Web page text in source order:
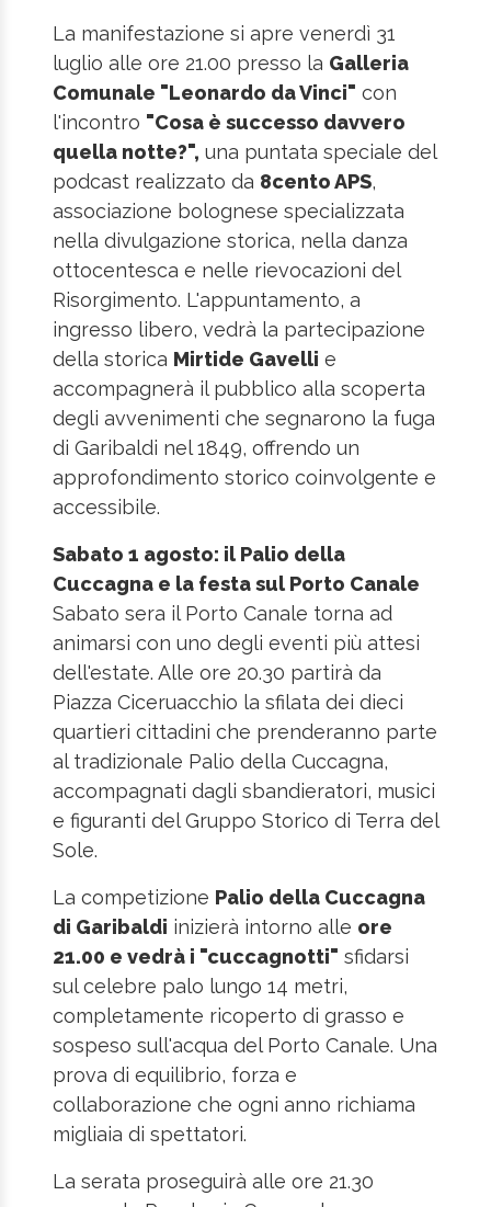
La manifestazione si apre venerdì 31
luglio alle ore 21.00 presso la Galleria
Comunale "Leonardo da Vinci" con
l'incontro "Cosa è successo davvero
quella notte?", una puntata speciale del
podcast realizzato da 8cento APS,
associazione bolognese specializzata
nella divulgazione storica, nella danza
ottocentesca e nelle rievocazioni del
Risorgimento. L'appuntamento, a
ingresso libero, vedrà la partecipazione
della storica Mirtide Gavelli e
accompagnerà il pubblico alla scoperta
degli avvenimenti che segnarono la fuga
di Garibaldi nel 1849, offrendo un
approfondimento storico coinvolgente e
accessibile.
Sabato 1 agosto: il Palio della
Cuccagna e la festa sul Porto Canale
Sabato sera il Porto Canale torna ad
animarsi con uno degli eventi più attesi
dell'estate. Alle ore 20.30 partirà da
Piazza Ciceruacchio la sfilata dei dieci
quartieri cittadini che prenderanno parte
al tradizionale Palio della Cuccagna,
accompagnati dagli sbandieratori, musici
e figuranti del Gruppo Storico di Terra del
Sole.
La competizione Palio della Cuccagna
di Garibaldi inizierà intorno alle ore
21.00 e vedrà i "cuccagnotti" sfidarsi
sul celebre palo lungo 14 metri,
completamente ricoperto di grasso e
sospeso sull'acqua del Porto Canale. Una
prova di equilibrio, forza e
collaborazione che ogni anno richiama
migliaia di spettatori.
La serata proseguirà alle ore 21.30